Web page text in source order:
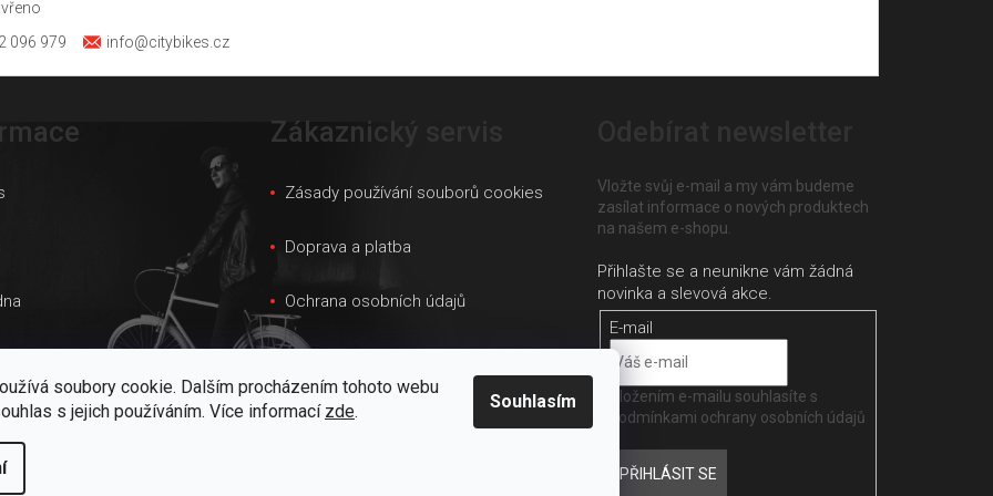
soubory cookie. Dalším procházením tohoto webu
s jejich používáním. Více informací zde. Souhlasím
096 979
info@citybikes.cz
velikostí
Zákaznický servis
Zásady používání souborů cookies
Doprava a platba
Ochrana osobních údajů
Obchodní podmínky
Velkoobchod
Vložte svůj e-mail a my vám budeme
zasílat informace o nových produktech
na našem e-shopu.
E-mail
Vložením e-mailu souhlasíte s
podmínkami ochrany osobních údajů
PŘIHLÁSIT SE